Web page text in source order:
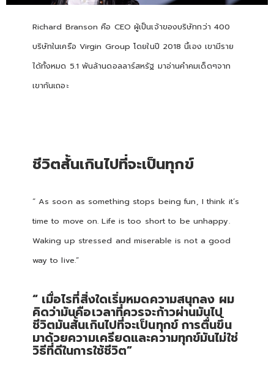
Richard Branson คือ CEO ผู้เป็นเจ้าของบริษัทกว่า 400
บริษัทในเครือ Virgin Group โดยในปี 2018 นี้เอง เขามีราย
ได้ทั้งหมด 5.1 พันล้านดอลลาร์สหรัฐ มาอ่านคำคมเด็ดๆจาก
เขากันเถอะ
ชีวิตสั้นเกินไปที่จะเป็นทุกข์
“ As soon as something stops being fun, I think it’s
time to move on. Life is too short to be unhappy.
Waking up stressed and miserable is not a good
way to live.”
“ เมื่อไรที่สิ่งใดเริ่มหมดความสนุกลง ผม
คิดว่ามันคือเวลาที่ควรจะก้าวผ่านมันไป
ชีวิตมันสั้นเกินไปที่จะเป็นทุกข์ การตื่นขึ้น
มาด้วยความเครียดและความทุกข์มันไม่ใช่
วิธีที่ดีในการใช้ชีวิต”